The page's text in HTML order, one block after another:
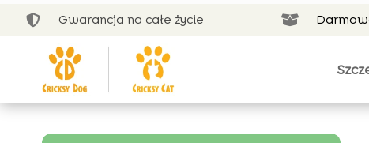
 Gwarancja na całe życie 